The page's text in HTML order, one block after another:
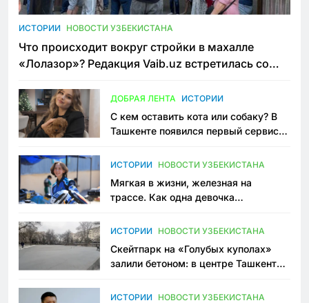
ИСТОРИИ НОВОСТИ УЗБЕКИСТАНА
Что происходит вокруг стройки в махалле
«Лолазор»? Редакция Vaib.uz встретилась со
ДОБРАЯ ЛЕНТА ИСТОРИИ
С кем оставить кота или собаку? В
Ташкенте появился первый сервис
ИСТОРИИ НОВОСТИ УЗБЕКИСТАНА
Мягкая в жизни, железная на
трассе. Как одна девочка
Узбекистане
ИСТОРИИ НОВОСТИ УЗБЕКИСТАНА
Скейтпарк на «Голубых куполах»
залили бетоном: в центре Ташкента
пространство
ИСТОРИИ НОВОСТИ УЗБЕКИСТАНА